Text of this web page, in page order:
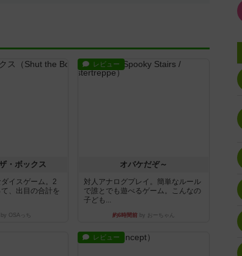
・ボックス
イスゲーム。2
、出目の合計を
by OSAっち
レビュー
オバケだぞ～
対人アナログプレイ。簡単なルール
で誰とでも遊べるゲーム。こんなの
子ども...
約6時間前 by おーちゃん
レビュー